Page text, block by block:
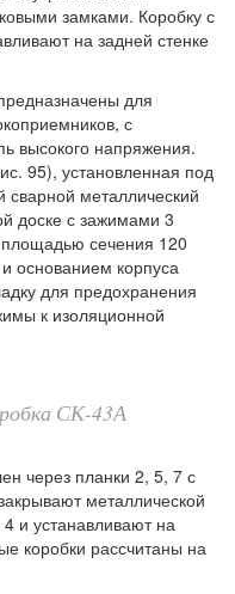
замками. Коробку с
на задней стенке
для
с
высокого напряжения.
95), установленная под
сварной металлический
доске с зажимами 3
сечения 120
основанием корпуса
для предохранения
к изоляционной
СК-43А
через планки 2, 5, 7 с
металлической
и устанавливают на
коробки рассчитаны на